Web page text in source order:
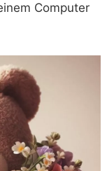
Computer